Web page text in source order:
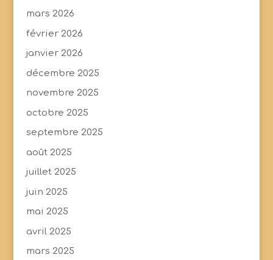
mars 2026
février 2026
janvier 2026
décembre 2025
novembre 2025
octobre 2025
septembre 2025
août 2025
juillet 2025
juin 2025
mai 2025
avril 2025
mars 2025